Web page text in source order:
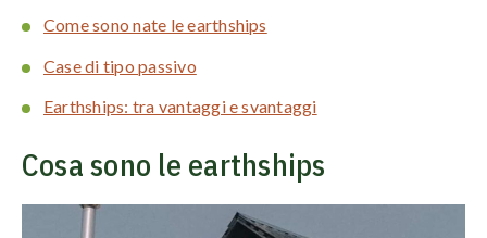
Come sono nate le earthships
Case di tipo passivo
Earthships: tra vantaggi e svantaggi
Cosa sono le earthships